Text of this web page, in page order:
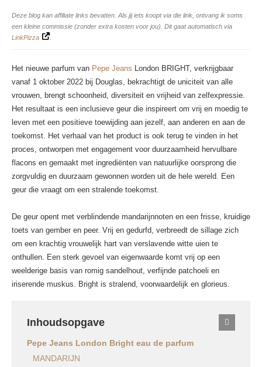
Deze blog kan affiliate links bevatten. Als jij iets koopt via die link, ontvang ik soms
een kleine commissie (zonder extra kosten voor jou). Dit gaat automatisch via
LinkPizza
.
Het nieuwe parfum van Pepe Jeans London BRIGHT, verkrijgbaar
vanaf 1 oktober 2022 bij Douglas, bekrachtigt de uniciteit van alle
vrouwen, brengt schoonheid, diversiteit en vrijheid van zelfexpressie.
Het resultaat is een inclusieve geur die inspireert om vrij en moedig te
leven met een positieve toewijding aan jezelf, aan anderen en aan de
toekomst. Het verhaal van het product is ook terug te vinden in het
proces, ontworpen met engagement voor duurzaamheid hervulbare
flacons en gemaakt met ingrediënten van natuurlijke oorsprong die
zorgvuldig en duurzaam gewonnen worden uit de hele wereld. Een
geur die vraagt om een stralende toekomst.
De geur opent met verblindende mandarijnnoten en een frisse, kruidige
toets van gember en peer. Vrij en gedurfd, verbreedt de sillage zich
om een krachtig vrouwelijk hart van verslavende witte uien te
onthullen. Een sterk gevoel van eigenwaarde komt vrij op een
weelderige basis van romig sandelhout, verfijnde patchoeli en
iriserende muskus. Bright is stralend, voorwaardelijk en glorieus.
Inhoudsopgave
Pepe Jeans London Bright eau de parfum
MANDARIJN